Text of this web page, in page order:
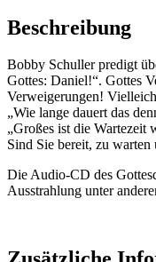
Beschreibung
Bobby Schuller predigt
Gottes: Daniel!“. Gottes
Verweigerungen!
„Wie lange dauert das
„Großes ist die Wartezeit
Sind Sie bereit, zu
Die Audio-CD des
Ausstrahlung unter